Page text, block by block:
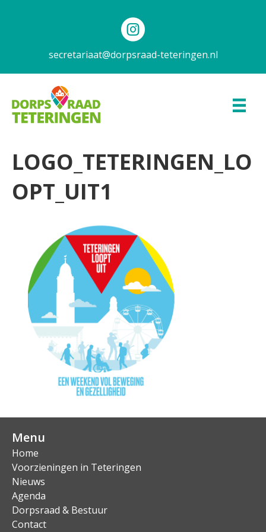
secretariaat@dorpsraad-teteringen.nl
LOGO_TETERINGEN_LO
OPT_UIT1
Menu
Home
Voorzieningen in Teteringen
Nieuws
Agenda
Dorpsraad & Bestuur
Contact